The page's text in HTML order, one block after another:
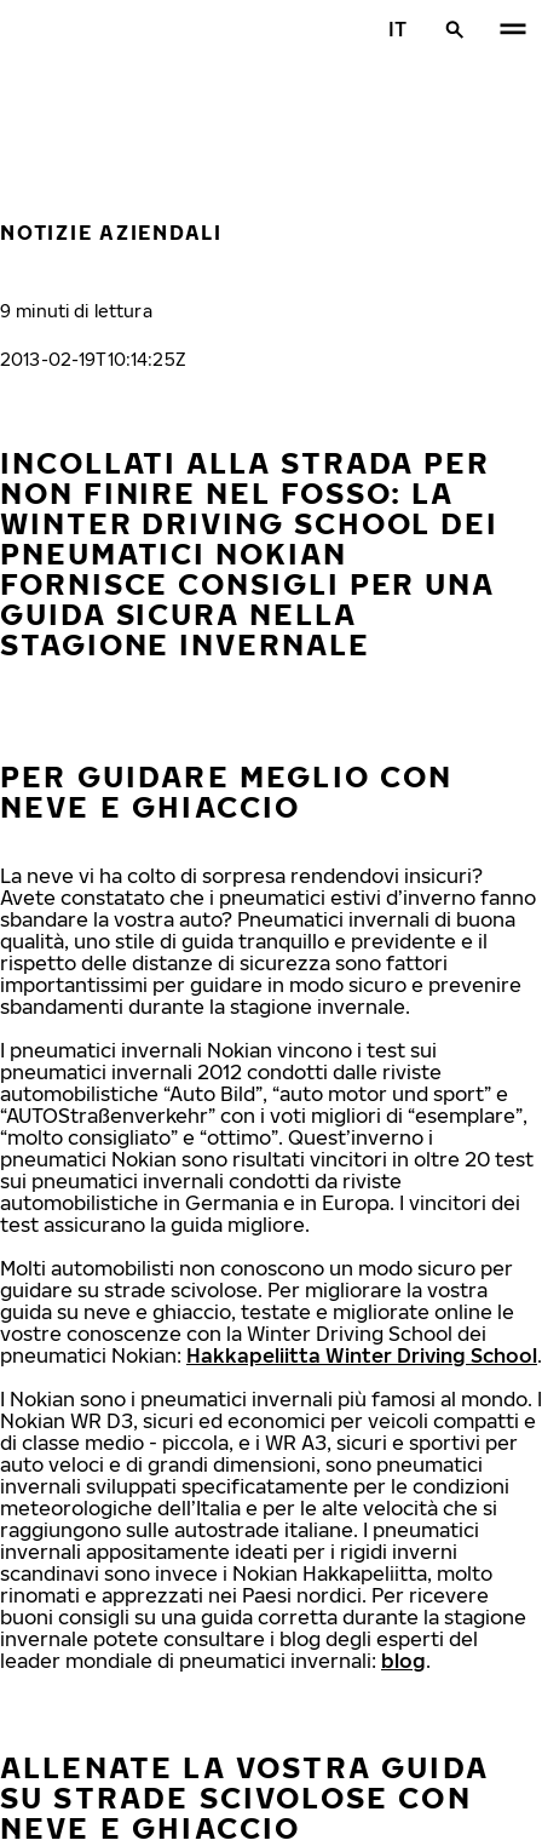
IT
NOTIZIE AZIENDALI
9 minuti di lettura
2013-02-19T10:14:25Z
INCOLLATI ALLA STRADA PER
NON FINIRE NEL FOSSO: LA
WINTER DRIVING SCHOOL DEI
PNEUMATICI NOKIAN
FORNISCE CONSIGLI PER UNA
GUIDA SICURA NELLA
STAGIONE INVERNALE
PER GUIDARE MEGLIO CON
NEVE E GHIACCIO
La neve vi ha colto di sorpresa rendendovi insicuri?
Avete constatato che i pneumatici estivi d’inverno fanno
sbandare la vostra auto? Pneumatici invernali di buona
qualità, uno stile di guida tranquillo e previdente e il
rispetto delle distanze di sicurezza sono fattori
importantissimi per guidare in modo sicuro e prevenire
sbandamenti durante la stagione invernale.
I pneumatici invernali Nokian vincono i test sui
pneumatici invernali 2012 condotti dalle riviste
automobilistiche “Auto Bild”, “auto motor und sport” e
“AUTOStraßenverkehr” con i voti migliori di “esemplare”,
“molto consigliato” e “ottimo”. Quest’inverno i
pneumatici Nokian sono risultati vincitori in oltre 20 test
sui pneumatici invernali condotti da riviste
automobilistiche in Germania e in Europa. I vincitori dei
test assicurano la guida migliore.
Molti automobilisti non conoscono un modo sicuro per
guidare su strade scivolose. Per migliorare la vostra
guida su neve e ghiaccio, testate e migliorate online le
vostre conoscenze con la Winter Driving School dei
pneumatici Nokian: Hakkapeliitta Winter Driving School.
I Nokian sono i pneumatici invernali più famosi al mondo. I
Nokian WR D3, sicuri ed economici per veicoli compatti e
di classe medio - piccola, e i WR A3, sicuri e sportivi per
auto veloci e di grandi dimensioni, sono pneumatici
invernali sviluppati specificatamente per le condizioni
meteorologiche dell’Italia e per le alte velocità che si
raggiungono sulle autostrade italiane. I pneumatici
invernali appositamente ideati per i rigidi inverni
scandinavi sono invece i Nokian Hakkapeliitta, molto
rinomati e apprezzati nei Paesi nordici. Per ricevere
buoni consigli su una guida corretta durante la stagione
invernale potete consultare i blog degli esperti del
leader mondiale di pneumatici invernali: blog.
ALLENATE LA VOSTRA GUIDA
SU STRADE SCIVOLOSE CON
NEVE E GHIACCIO